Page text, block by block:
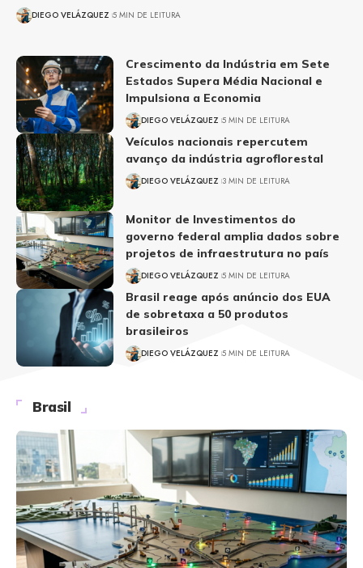
DIEGO VELÁZQUEZ 5 MIN DE LEITURA
Crescimento da Indústria em Sete
Estados Supera Média Nacional e
Impulsiona a Economia
DIEGO VELÁZQUEZ 5 MIN DE LEITURA
Veículos nacionais repercutem
avanço da indústria agroflorestal
DIEGO VELÁZQUEZ 3 MIN DE LEITURA
Monitor de Investimentos do
governo federal amplia dados sobre
projetos de infraestrutura no país
DIEGO VELÁZQUEZ 5 MIN DE LEITURA
Brasil reage após anúncio dos EUA
de sobretaxa a 50 produtos
brasileiros
DIEGO VELÁZQUEZ 5 MIN DE LEITURA
Brasil